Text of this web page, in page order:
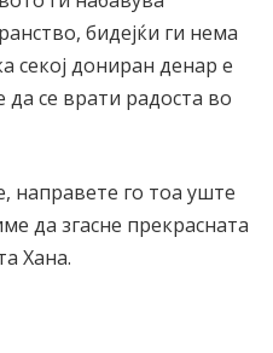
бидејќи ги нема
секој дониран денар е
се врати радоста во
направете го тоа уште
да згасне прекрасната
Хана.